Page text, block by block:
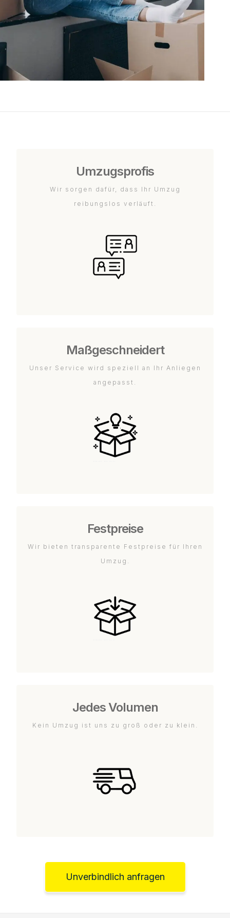
Umzugsprofis
Wir sorgen dafür, dass Ihr Umzug
reibungslos verläuft.
Maßgeschneidert
Unser Service wird speziell an Ihr Anliegen
angepasst.
Festpreise
Wir bieten transparente Festpreise für Ihren
Umzug.
Jedes Volumen
Kein Umzug ist uns zu groß oder zu klein.
Unverbindlich anfragen